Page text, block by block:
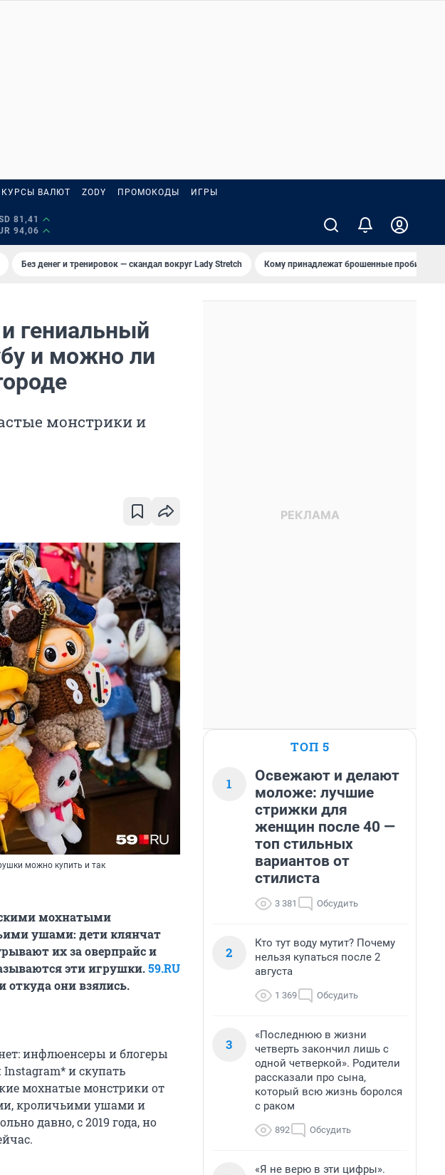
КУРСЫ ВАЛЮТ ZODY ПРОМОКОДЫ ИГРЫ
81,41
94,06
Без денег и тренировок — скандал вокруг Lady Stretch Кому принадлежат брошенные пробирки?
гениальный
и можно ли
монстрики и
можно купить и так
мохнатыми
ушами: дети клянчат
их за оверпрайс и
эти игрушки.59.RU
откуда они взялись.
инфлюенсеры и блогеры
и скупать
мохнатые монстрики от
кроличьими ушами и
давно, с 2019 года, но
ТОП 5
1
Освежают и делают
моложе: лучшие
стрижки для
женщин после 40 —
топ стильных
вариантов от
стилиста
3 381 Обсудить
2
Кто тут воду мутит? Почему
нельзя купаться после 2
августа
1 369 Обсудить
3
«Последнюю в жизни
четверть закончил лишь с
одной четверкой». Родители
рассказали про сына,
который всю жизнь боролся
с раком
892 Обсудить
«Я не верю в эти цифры».